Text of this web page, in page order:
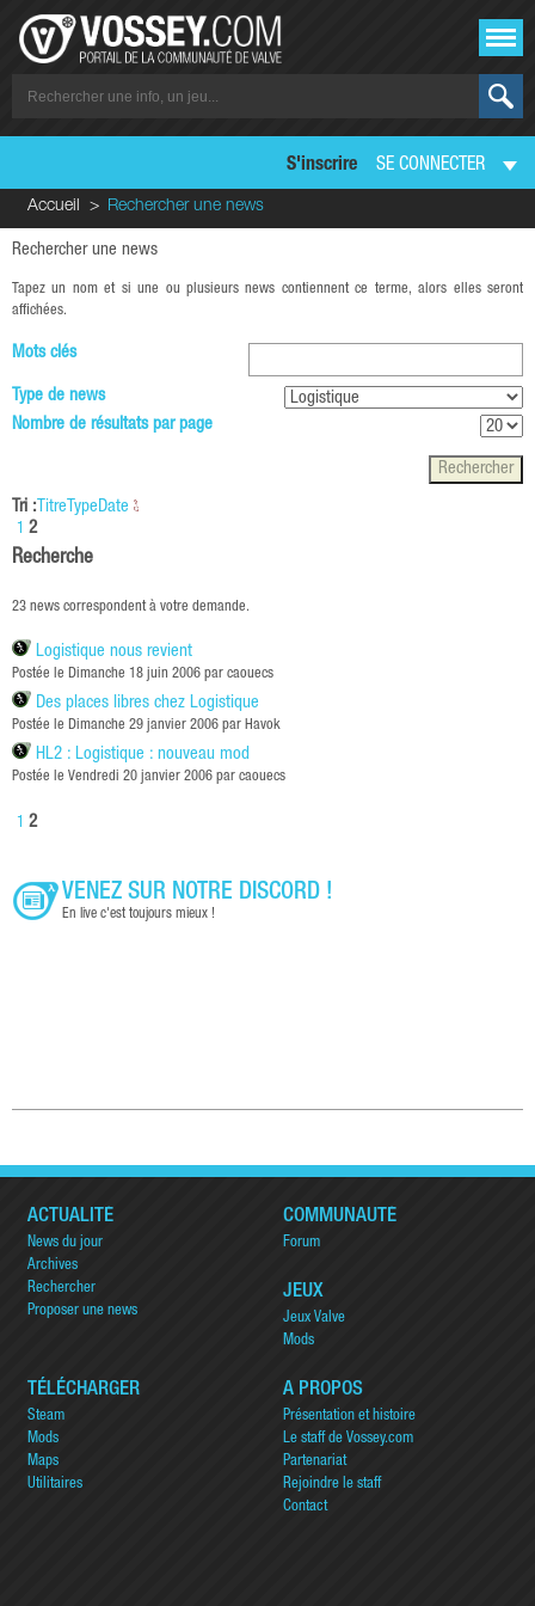
S'inscrire SE CONNECTER
Accueil Rechercher une news
Rechercher une news
Tapez un nom et si une ou plusieurs news contiennent ce terme, alors elles seront
affichées.
Mots clés
Type de news
Nombre de résultats par page
Tri : Titre TypeDate
1 2
Recherche
23 news correspondent à votre demande.
Logistique nous revient
Postée le Dimanche 18 juin 2006 par caouecs
Des places libres chez Logistique
Postée le Dimanche 29 janvier 2006 par Havok
HL2 : Logistique : nouveau mod
Postée le Vendredi 20 janvier 2006 par caouecs
1 2
VENEZ SUR NOTRE DISCORD !
En live c'est toujours mieux !
ACTUALITÉ
News du jour
Archives
Rechercher
Proposer une news
COMMUNAUTÉ
Forum
JEUX
Jeux Valve
Mods
TÉLÉCHARGER
Steam
Mods
Maps
Utilitaires
A PROPOS
Présentation et histoire
Le staff de Vossey.com
Partenariat
Rejoindre le staff
Contact